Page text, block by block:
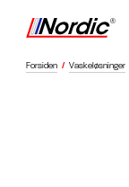
Forsiden / Vaskeløsninger